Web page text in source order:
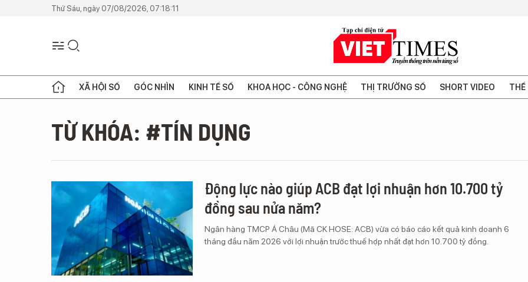
Thứ Sáu, ngày 07/08/2026, 07:18:11
XÃ HỘI SỐ GÓC NHÌN KINH TẾ SỐ KHOA HỌC - CÔNG NGHỆ THỊ TRƯỜNG SỐ SHORT VIDEO THẾ
TỪ KHÓA: #TÍN DỤNG
Động lực nào giúp ACB đạt lợi nhuận hơn 10.700 tỷ
đồng sau nửa năm?
Ngân hàng TMCP Á Châu (Mã CK HOSE: ACB) vừa có báo cáo kết quả kinh doanh 6
tháng đầu năm 2026 với lợi nhuận trước thuế hợp nhất đạt hơn 10.700 tỷ đồng.